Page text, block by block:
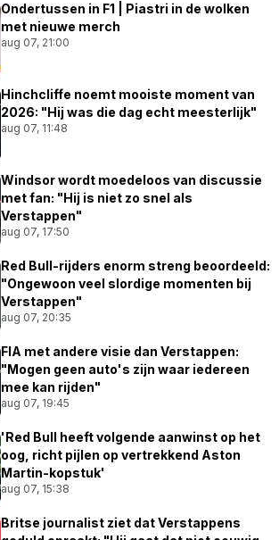
Ondertussen in F1 | Piastri in de wolken
met nieuwe merch
aug 07, 21:00
Hinchcliffe noemt mooiste moment van
2026: "Hij was die dag echt meesterlijk"
aug 07, 11:48
Windsor wordt moedeloos van discussie
met fan: "Hij is niet zo snel als
Verstappen"
aug 07, 17:50
Red Bull-rijders enorm streng beoordeeld:
"Ongewoon veel slordige momenten bij
Verstappen"
aug 07, 20:35
FIA met andere visie dan Verstappen:
"Mogen geen auto's zijn waar iedereen
mee kan rijden"
aug 07, 19:45
'Red Bull heeft volgende aanwinst op het
oog, richt pijlen op vertrekkend Aston
Martin-kopstuk'
aug 07, 15:38
Britse journalist ziet dat Verstappens